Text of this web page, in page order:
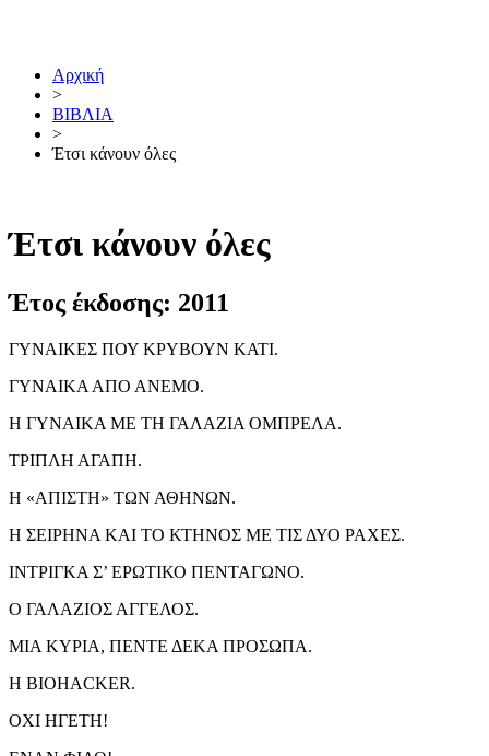
Αρχική
>
ΒΙΒΛΙΑ
>
Έτσι κάνουν όλες
Έτσι κάνουν όλες
Έτος έκδοσης: 2011
ΓΥΝΑΙΚΕΣ ΠΟΥ ΚΡΥΒΟΥΝ ΚΑΤΙ.
ΓΥΝΑΙΚΑ ΑΠΟ ΑΝΕΜΟ.
Η ΓΥΝΑΙΚΑ ΜΕ ΤΗ ΓΑΛΑΖΙΑ ΟΜΠΡΕΛΑ.
ΤΡΙΠΛΗ ΑΓΑΠΗ.
Η «ΑΠΙΣΤΗ» ΤΩΝ ΑΘΗΝΩΝ.
Η ΣΕΙΡΗΝΑ ΚΑΙ ΤΟ ΚΤΗΝΟΣ ΜΕ ΤΙΣ ΔΥΟ ΡΑΧΕΣ.
ΙΝΤΡΙΓΚΑ Σ’ ΕΡΩΤΙΚΟ ΠΕΝΤΑΓΩΝΟ.
Ο ΓΑΛΑΖΙΟΣ ΑΓΓΕΛΟΣ.
ΜΙΑ ΚΥΡΙΑ, ΠΕΝΤΕ ΔΕΚΑ ΠΡΟΣΩΠΑ.
Η BIOHACKER.
ΟΧΙ ΗΓΕΤΗ!